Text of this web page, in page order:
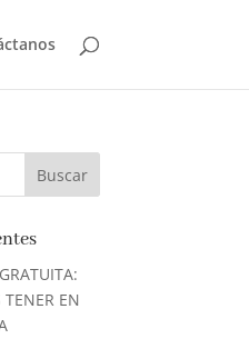
EN